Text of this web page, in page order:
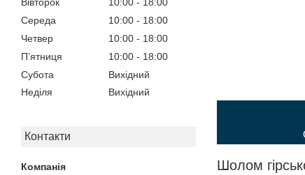
Вівторок
10:00
18:00
Середа
10:00
18:00
Четвер
10:00
18:00
Пʼятниця
10:00
18:00
Субота
Вихідний
Неділя
Вихідний
Контакти
Шолом